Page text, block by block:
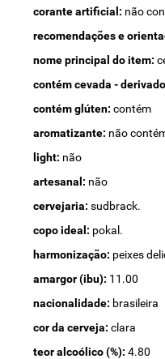
corante artificial: não
recomendações e
nome principal do item:
contém cevada -
contém glúten: contém
aromatizante: não
light: não
artesanal: não
cervejaria: sudbrack.
copo ideal: pokal.
harmonização: peixes
amargor (ibu): 11.00
nacionalidade: brasileira
cor da cerveja: clara
teor alcoólico (%): 4.80